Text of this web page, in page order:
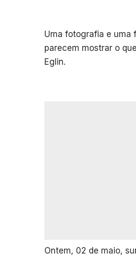
Uma fotografia e uma
parecem mostrar o
Eglin.
Ontem, 02 de maio,